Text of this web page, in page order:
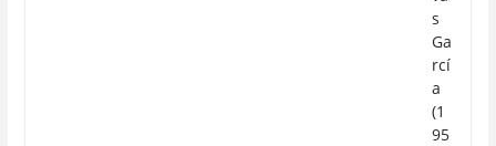
s
Ga
rcí
a
(1
95